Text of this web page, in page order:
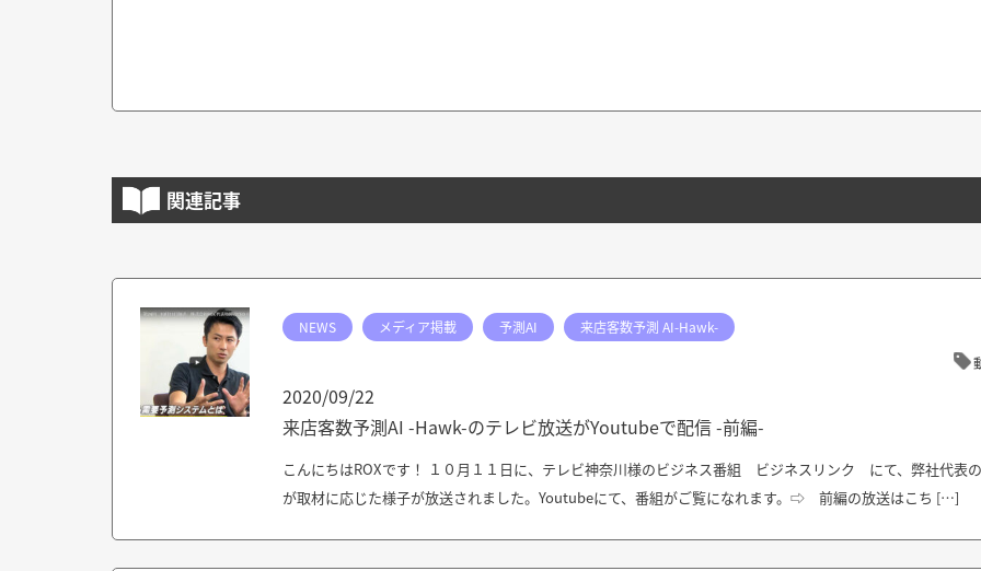
関連記事
NEWS メディア掲載 予測AI
来店客数予測 AI-Hawk-
2020/09/22
来店客数予測AI -Hawk-のテレビ放送がYoutubeで配信 -前編-
こんにちはROXです！ １０月１１日に、テレビ神奈川様のビジネス番組 ビジネスリンク にて、弊社代表
が取材に応じた様子が放送されました。Youtubeにて、番組がご覧になれます。⇨ 前編の放送はこち […]